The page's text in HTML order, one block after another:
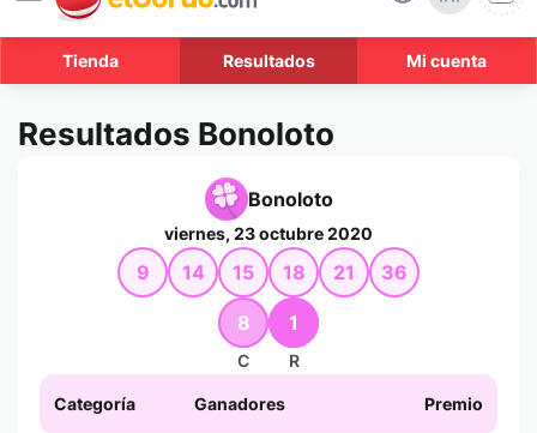
Tienda Resultados Mi cuenta
Resultados Bonoloto
Bonoloto
viernes, 23 octubre 2020
9 14 15 18 21 36
8
C
1
R
Categoría Ganadores Premio